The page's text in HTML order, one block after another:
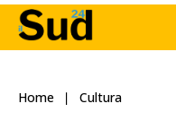
Home Cultura